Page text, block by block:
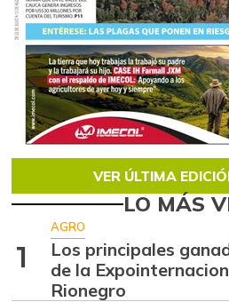
VER ÚLTIMA
LO MÁS
1
AGRO
Los principales
de la
Rionegro